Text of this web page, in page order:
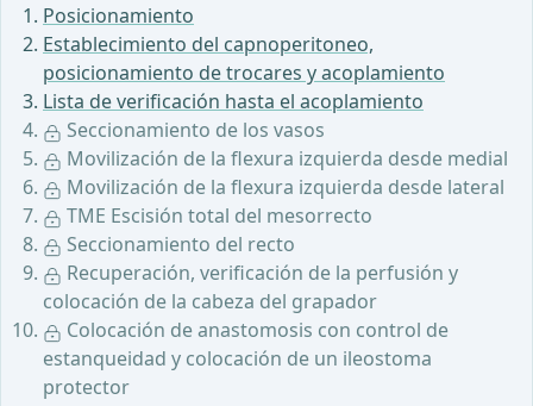
Posicionamiento
Establecimiento del capnoperitoneo,
posicionamiento de trocares y acoplamiento
Lista de verificación hasta el acoplamiento
Seccionamiento de los vasos
Movilización de la flexura izquierda desde medial
Movilización de la flexura izquierda desde lateral
TME Escisión total del mesorrecto
Seccionamiento del recto
Recuperación, verificación de la perfusión y
colocación de la cabeza del grapador
Colocación de anastomosis con control de
estanqueidad y colocación de un ileostoma
protector